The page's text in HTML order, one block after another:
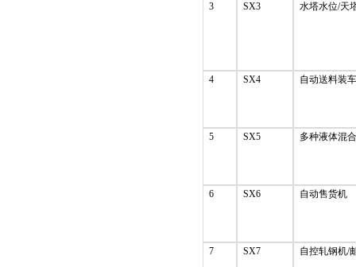
3 SX3 水塔水位/天
4 SX4 自动送料装
5 SX5 多种液体混
6 SX6 自动售货机
7 SX7 自控轧钢机/